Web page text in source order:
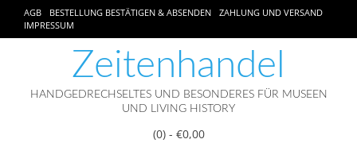
AGB BESTELLUNG BESTÄTIGEN & ABSENDEN
ZAHLUNG UND VERSAND
IMPRESSUM
Zeitenhandel
HANDGEDRECHSELTES UND BESONDERES FÜR MUSEEN
UND LIVING HISTORY
(0)- €0,00